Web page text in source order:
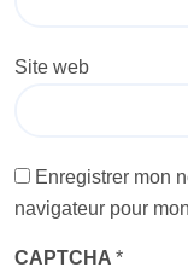
Site web
Enregistrer mon
navigateur pour
CAPTCHA *